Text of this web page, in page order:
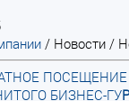
/ Новости /
ПОСЕЩЕНИЕ
БИЗНЕС-ГУР